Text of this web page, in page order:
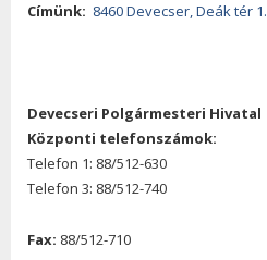
Címünk: 8460 Devecser, Deák tér 1.
Devecseri Polgármesteri Hivatal
Központi telefonszámok:
Telefon 1: 88/512-630
Telefon 3: 88/512-740
Fax: 88/512-710